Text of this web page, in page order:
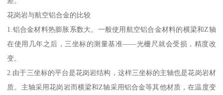
花岗岩与航空铝合金的比较
1.铝合金材料热膨胀系数大。一般使用航空铝合金材料的横梁和Z轴
在使用几年之后，三坐标的测量基准——光栅尺就会受损，精度改
变。
2.由于三坐标的平台是花岗岩结构，这样三坐标的主轴也是花岗岩材
质。主轴采用花岗岩而横梁和Z轴采用铝合金等其他材质，在温度变